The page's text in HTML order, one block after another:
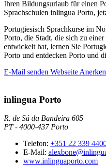
Ihren Bildungsurlaub für einen
Sprachschulen inlingua Porto,
Portugiesisch Sprachkurse im
Porto, die Stadt, die sich zu
entwickelt hat, lernen Sie
Porto und entdecken Porto und
E-Mail senden Webseite
inlingua Porto
R. de Sá da Bandeira 605
PT- 4000-437 Porto
Telefon: +351 22 339
E-Mail:
www.inlinguaporto.com